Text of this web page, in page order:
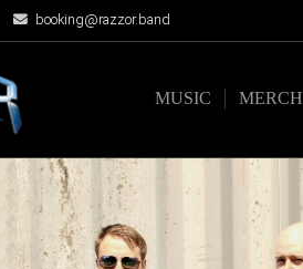
booking@razzor.band
MUSIC MERCH